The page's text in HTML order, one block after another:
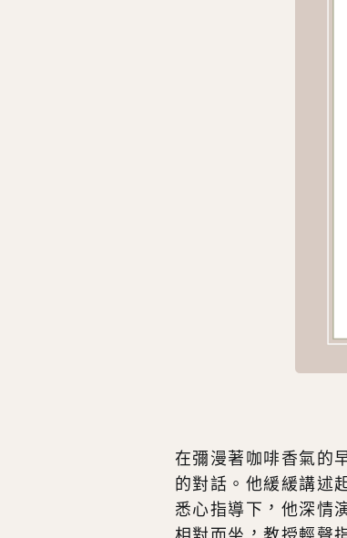
在彌漫著咖啡香氣的
的對話。他緩緩講
悉心指導下，他深情
相對而坐，教授輕聲